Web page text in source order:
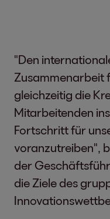
"Den
Zusammenarbeit
gleichzeitig die
Mitarbeitenden
Fortschritt für
voranzutreiben",
der
die Ziele des